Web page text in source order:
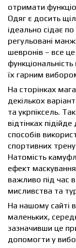
отримати
Одяг є досить
ідеально сідає
регульовані
шевронів – все
їх гарним
На сторінках
декількох
та укрпіксель.
відтінках
способів
спортивних
Натомість
ефект
важливо під час
мисливства та
На нашому сайті
маленьких,
зазначивши це
допомогти у